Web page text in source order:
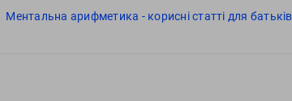
Ментальна арифметика - корисні статті для батьків